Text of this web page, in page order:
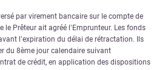
par virement bancaire sur le compte de
le Prêteur ait agréé l’Emprunteur. Les fonds
l’expiration du délai de rétractation. Ils
du 8ème jour calendaire suivant
de crédit, en application des dispositions